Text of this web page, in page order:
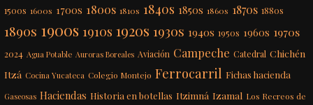
1500s 1600s 1700s 1800s 1810s 1840s 1850s 1860s 1870s 1880s
1890s 1900s 1910s 1920s 1930s 1940s 1950s 1960s 1970s
2024 Agua Potable Auroras Boreales Aviación Campeche Catedral Chichén
Itzá Cocina Yucateca Colegio Montejo Ferrocarril Fichas hacienda
Gaseosas Haciendas Historia en botellas Itzimná Izamal Los Recreos de